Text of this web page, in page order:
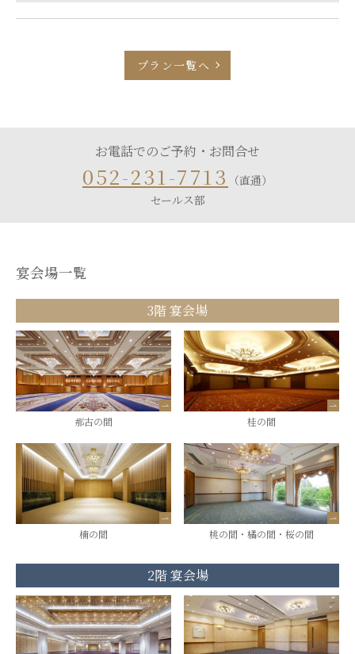
プラン一覧へ
お電話でのご予約・お問合せ
052-231-7713
（直通）
セールス部
宴会場一覧
3階 宴会場
那古の間 桂の間
楠の間 桃の間・橘の間・桜の間
2階 宴会場